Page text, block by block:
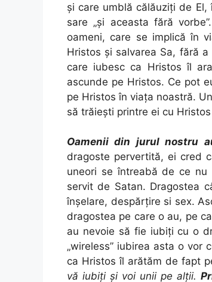
şi care umblă călăuziţi de
sare „şi aceasta fără
oameni, care se implică în
Hristos şi salvarea Sa, fără
care iubesc ca Hristos îl
ascunde pe Hristos. Ce pot
pe Hristos în viaţa noastră.
să trăieşti printre ei cu
Oamenii din jurul nostru
dragoste pervertită, ei cred
uneori se întreabă de ce
servit de Satan. Dragostea
înşelare, despărţire si sex.
dragostea pe care o au, pe
au nevoie să fie iubiţi cu o
„wireless” iubirea asta o vor
ca Hristos îl arătăm de fapt
vă iubiţi şi voi unii pe alţii.